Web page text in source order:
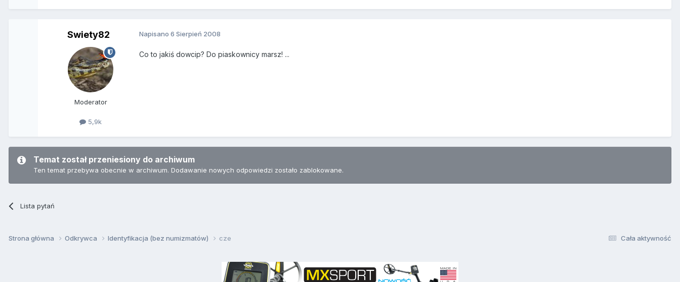
Swiety82
Moderator
5,9k
Napisano6 Sierpień 2008
Co to jakiś dowcip? Do piaskownicy marsz! ...
Temat został przeniesiony do archiwum
Ten temat przebywa obecnie w archiwum. Dodawanie nowych odpowiedzi zostało zablokowane.
Lista pytań
Cała aktywność
Strona główna Odkrywca Identyfikacja (bez numizmatów) cze